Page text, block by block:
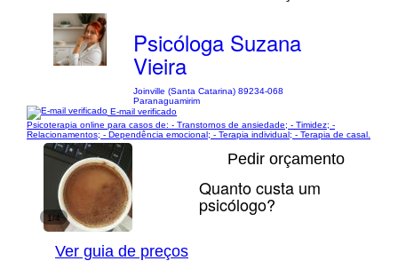
Psicóloga Suzana
Vieira
Joinville (Santa Catarina) 89234-068
Paranaguamirim
E-mail verificado
Psicoterapia online para casos de: - Transtornos de ansiedade; - Timidez; -
Relacionamentos; - Dependência emocional; - Terapia individual; - Terapia de casal.
1/4
Pedir orçamento
Quanto custa um
psicólogo?
Ver guia de preços